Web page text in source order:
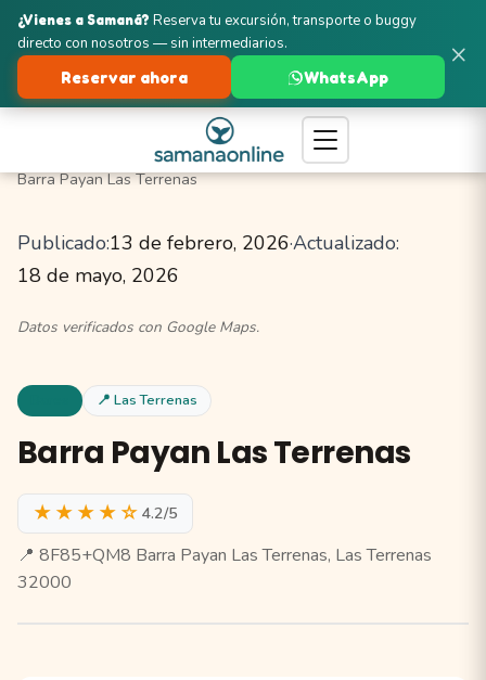
Turismo en Samaná Las Terrenas
Bares y Vida Nocturna
Barra Payan Las Terrenas
Publicado:13 de febrero, 2026·Actualizado:
18 de mayo, 2026
Datos verificados con Google Maps.
📍 Las Terrenas
Barra Payan Las Terrenas
★★★★☆ 4.2/5
📍 8F85+QM8 Barra Payan Las Terrenas, Las Terrenas
32000
×
¿Vienes a Samaná? Reserva tu excursión, transporte o buggy
directo con nosotros — sin intermediarios.
Reservar ahora WhatsApp